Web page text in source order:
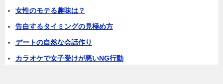
女性のモテる趣味は？
告白するタイミングの見極め方
デートの自然な会話作り
カラオケで女子受けが悪いNG行動